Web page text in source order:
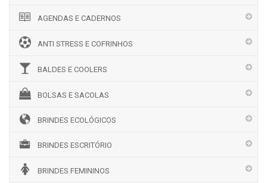
AGENDAS E CADERNOS
ANTI STRESS E COFRINHOS
BALDES E COOLERS
BOLSAS E SACOLAS
BRINDES ECOLÓGICOS
BRINDES ESCRITÓRIO
BRINDES FEMININOS